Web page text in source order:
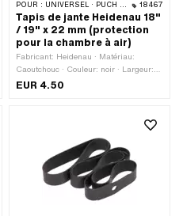
POUR : UNIVERSEL · PUCH · SACHS 18467
Tapis de jante Heidenau 18"
/ 19" x 22 mm (protection
pour la chambre à air)
Fabricant: Heidenau · Matériau:
Caoutchouc · Couleur: noir · Largeur:
22 mm · Longueur totale: 1320 mm ·
EUR 4.50